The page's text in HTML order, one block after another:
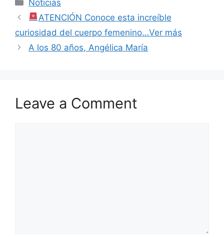
Noticias
ATENCIÓN Conoce esta increíble
curiosidad del cuerpo femenino…Ver más
A los 80 años, Angélica María
Leave a Comment